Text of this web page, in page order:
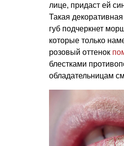
лице, придаст ей
Такая
губ подчеркнет
которые только
розовый оттенок
блестками
обладательницам